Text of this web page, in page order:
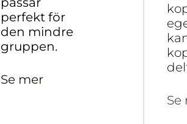
perfekt för
den mindre
gruppen.
Se mer
Se